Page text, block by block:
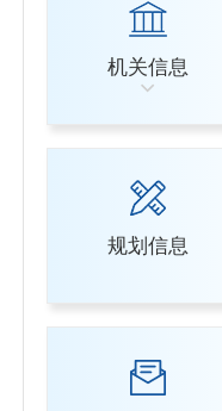
机关信息
规划信息